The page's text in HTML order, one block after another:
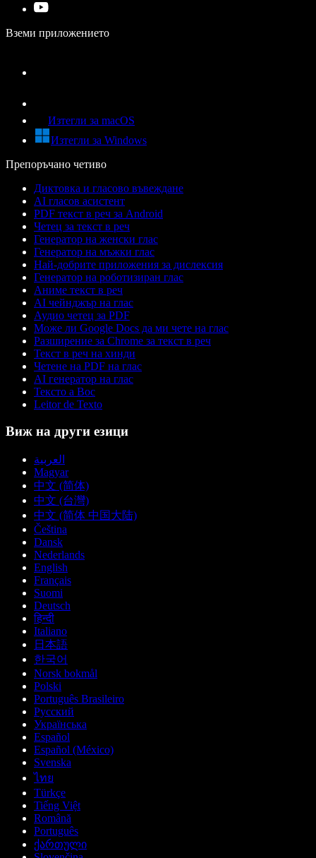
Вземи приложението
Изтегли за macOS
Изтегли за Windows
Препоръчано четиво
Диктовка и гласово въвеждане
AI гласов асистент
PDF текст в реч за Android
Четец за текст в реч
Генератор на женски глас
Генератор на мъжки глас
Най-добрите приложения за дислексия
Генератор на роботизиран глас
Аниме текст в реч
AI чейнджър на глас
Аудио четец за PDF
Може ли Google Docs да ми чете на глас
Разширение за Chrome за текст в реч
Текст в реч на хинди
Четене на PDF на глас
AI генератор на глас
Тексто а Вос
Leitor de Texto
Виж на други езици
العربية
Magyar
中文 (简体)
中文 (台灣)
中文 (简体 中国大陆)
Čeština
Dansk
Nederlands
English
Français
Suomi
Deutsch
हिन्दी
Italiano
日本語
한국어
Norsk bokmål
Polski
Português Brasileiro
Русский
Українська
Español
Español (México)
Svenska
ไทย
Türkçe
Tiếng Việt
Română
Português
ქართული